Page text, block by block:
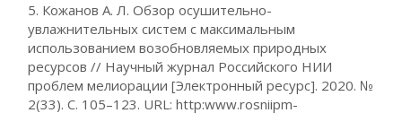
5. Кожанов А. Л. Обзор осушительно-
увлажнительных систем с максимальным
использованием возобновляемых природных
ресурсов // Научный журнал Российского НИИ
проблем мелиорации [Электронный ресурс]. 2020. №
2(33). С. 105–123. URL: http:www.rosniipm-